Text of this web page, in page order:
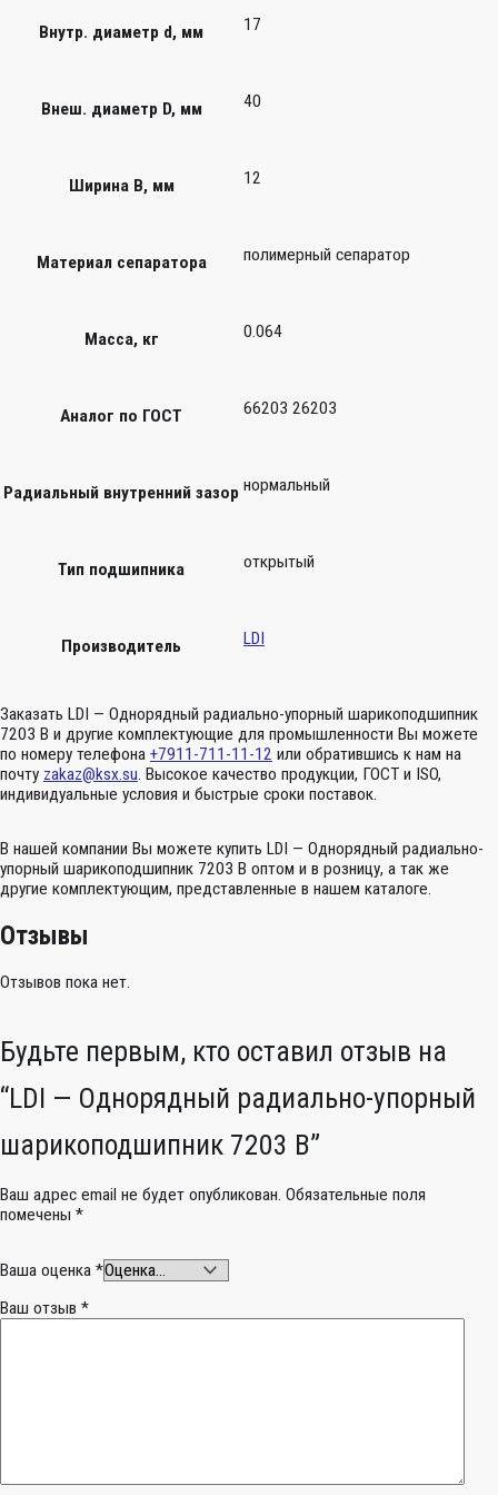
Внутр. диаметр d, мм 17
Внеш. диаметр D, мм 40
Ширина B, мм 12
Материал сепаратора полимерный сепаратор
Масса, кг 0.064
Аналог по ГОСТ 66203 26203
Радиальный внутренний зазор нормальный
Тип подшипника открытый
Производитель LDI
Заказать LDI — Однорядный радиально-упорный шарикоподшипник
7203 B и другие комплектующие для промышленности Вы можете
по номеру телефона +7911-711-11-12 или обратившись к нам на
почту zakaz@ksx.su. Высокое качество продукции, ГОСТ и ISO,
индивидуальные условия и быстрые сроки поставок.
В нашей компании Вы можете купить LDI — Однорядный радиально-
упорный шарикоподшипник 7203 B оптом и в розницу, а так же
другие комплектующим, представленные в нашем каталоге.
Отзывы
Отзывов пока нет.
Будьте первым, кто оставил отзыв на
“LDI — Однорядный радиально-упорный
шарикоподшипник 7203 B”
Ваш адрес email не будет опубликован. Обязательные поля
помечены *
Ваша оценка *
Ваш отзыв *